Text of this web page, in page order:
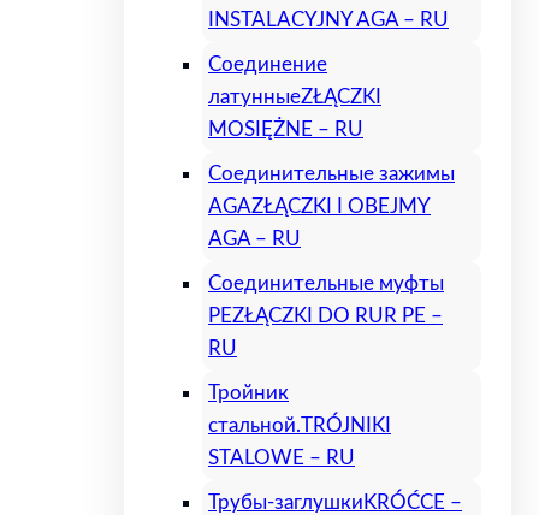
INSTALACYJNY AGA – RU
Соединение
латунныеZŁĄCZKI
MOSIĘŻNE – RU
Соединительные зажимы
AGAZŁĄCZKI I OBEJMY
AGA – RU
Соединительные муфты
PEZŁĄCZKI DO RUR PE –
RU
Тройник
стальной.TRÓJNIKI
STALOWE – RU
Трубы-заглушки KRÓĆCE –